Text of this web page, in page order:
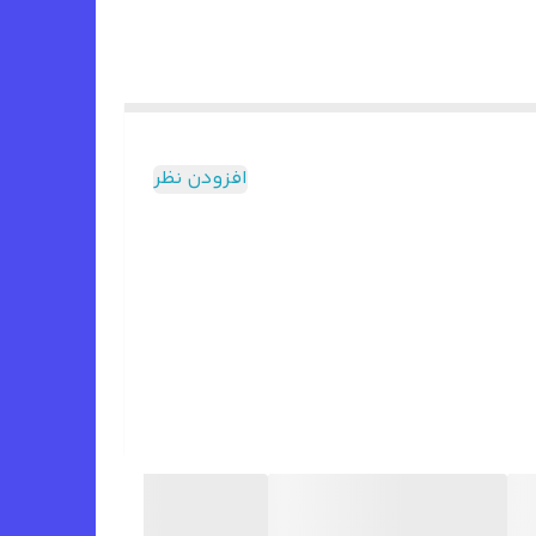
افزودن نظر